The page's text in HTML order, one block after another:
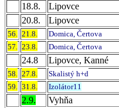
18.8. Lipovce
20.8.
Lipovce
56. 21.8. Domica, Čertova
57.
23.8. Domica, Čertova
24.8 Lipovce, Kanné
58. 27.8. Skalistý h+d
59.
31.8. Izolátor11
2.9. Vyhňa